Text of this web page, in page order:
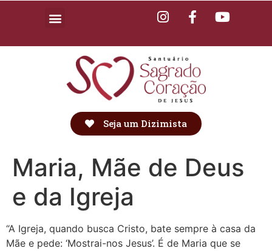
Seja um Dizimista
Maria, Mãe de Deus
e da Igreja
“A Igreja, quando busca Cristo, bate sempre à casa da
Mãe e pede: ‘Mostrai-nos Jesus’. É de Maria que se